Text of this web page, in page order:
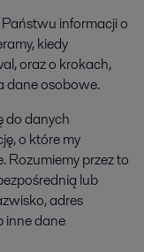
informacji o
kiedy
oraz o krokach,
dane osobowe.
do danych
o które my
Rozumiemy przez to
lub
adres
inne dane